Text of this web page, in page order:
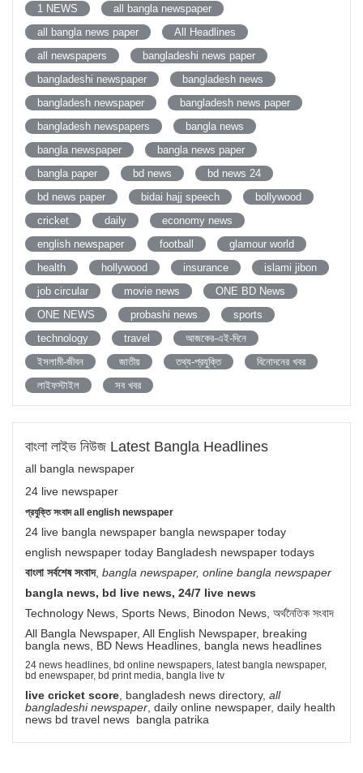
1 NEWS
all bangla newspaper
all bangla news paper
All Headlines
all newspapers
bangladeshi news paper
bangladeshi newspaper
bangladesh news
bangladesh newspaper
bangladesh news paper
bangladesh newspapers
bangla news
bangla newspaper
bangla news paper
bangla paper
bd news
bd news 24
bd news paper
bidai hajj speech
bollywood
cricket
daily
economy news
english newspaper
football
glamour world
health
hollywood insurance
islami jibon
job circular
movie news
ONE BD News
ONE NEWS
probashi news
sports
technology
travel
আজকের-এই-দিনে
ইসলামী-জীবন
জাতীয় তথ্য-প্রযুক্তি
বিনোদনের খবর
লাইফস্টাইল
সব খবর
বাংলা লাইভ নিউজ Latest Bangla Headlines
all bangla newspaper
24 live newspaper
প্রযুক্তি সংবাদ all english newspaper
24 live bangla newspaper bangla newspaper today
english newspaper today Bangladesh newspaper todays
বাংলা সর্বশেষ সংবাদ, bangla newspaper, online bangla newspaper
bangla news, bd live news, 24/7 live news
Technology News, Sports News, Binodon News, অর্থনৈতিক সংবাদ
All Bangla Newspaper, All English Newspaper, breaking
bangla news, BD News Headlines, bangla news headlines
24 news headlines, bd online newspapers, latest bangla newspaper,
bd enewspaper, bd print media, bangla live tv
live cricket score, bangladesh news directory, all
bangladeshi newspaper, daily online newspaper, daily health
news bd travel news bangla patrika